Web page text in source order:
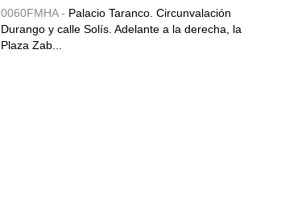
0060FMHA - Palacio Taranco. Circunvalación
Durango y calle Solís. Adelante a la derecha, la
Plaza Zab...